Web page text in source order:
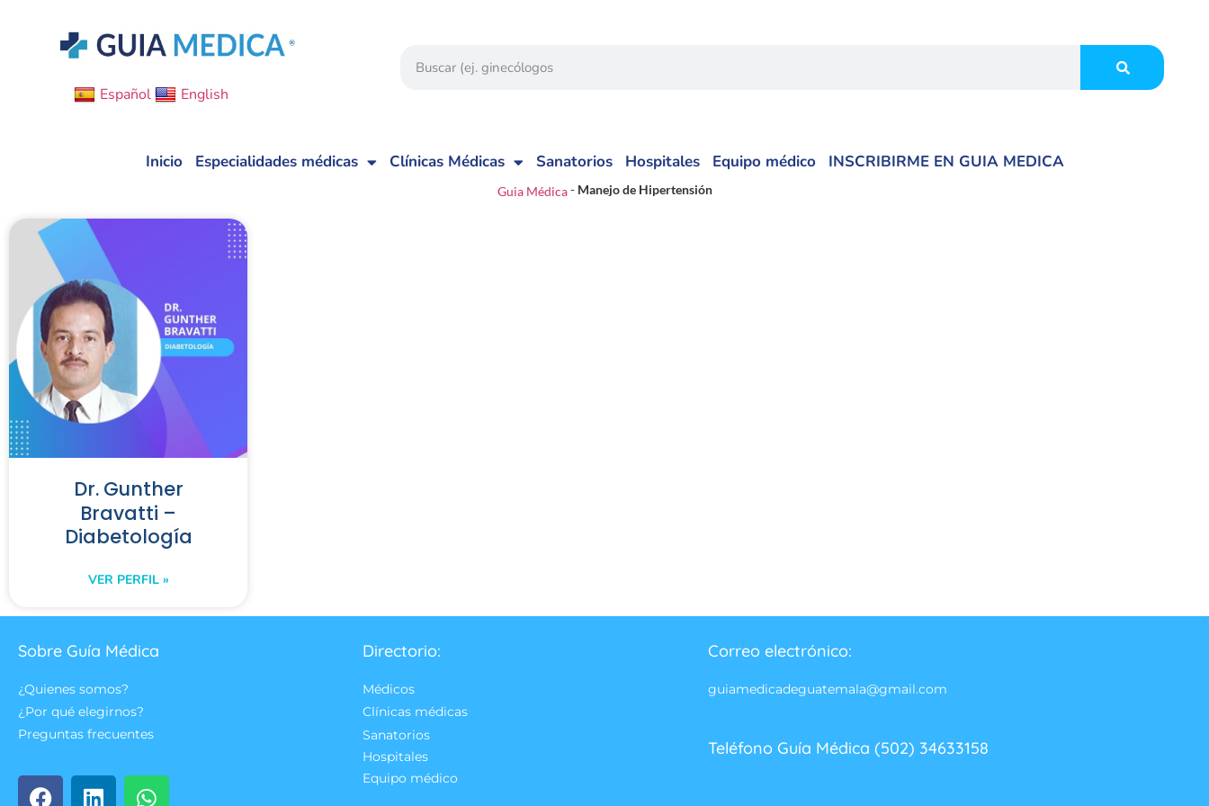
Español English
Inicio Especialidades médicas Clínicas Médicas Sanatorios Hospitales Equipo médico INSCRIBIRME EN GUIA MEDICA
Guia Médica- Manejo de Hipertensión
Dr. Gunther
Bravatti –
Diabetología
VER PERFIL »
Sobre Guía Médica
¿Quienes somos?
¿Por qué elegirnos?
Preguntas frecuentes
Directorio:
Médicos
Clínicas médicas
Sanatorios
Hospitales
Equipo médico
Correo electrónico:
guiamedicadeguatemala@gmail.com
Teléfono Guía Médica (502) 34633158